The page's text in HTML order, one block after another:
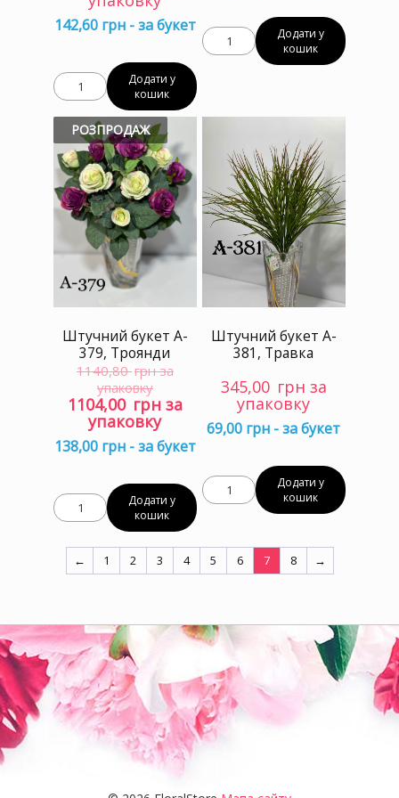
142,60 грн - за букет
Додати у
кошик
Додати у
кошик
РОЗПРОДАЖ
Штучний букет A-
379, Троянди
1140,80грн за
упаковку
Оригінальна
ціна:
1140,80 грн
за
1104,00 грн за
упаковку
Поточна
ціна:
1104,00 грн
упаковку.
138,00 грн - за букет
Додати у
кошик
Штучний букет A-
381, Травка
345,00 грн за
упаковку
69,00 грн - за букет
Додати у
кошик
← 1 2 3 4 5 6 7 8 →